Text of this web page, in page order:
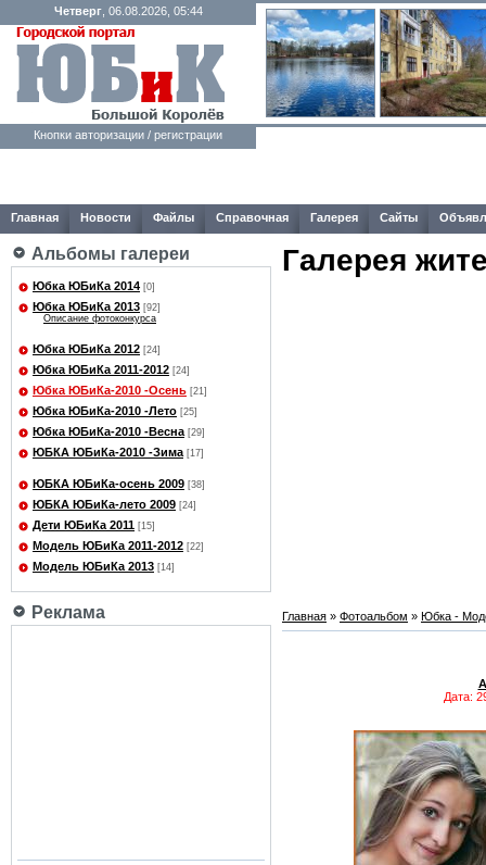
Четверг, 06.08.2026, 05:44
Кнопки авторизации / регистрации
Главная Новости Файлы Справочная Галерея Сайты
Альбомы галереи
Юбка ЮБиКа 2014 [0]
Юбка ЮБиКа 2013 [92]
Описание фотоконкурса
Юбка ЮБиКа 2012 [24]
Юбка ЮБиКа 2011-2012 [24]
Юбка ЮБиКа-2010 -Осень [21]
Юбка ЮБиКа-2010 -Лето [25]
Юбка ЮБиКа-2010 -Весна [29]
ЮБКА ЮБиКа-2010 -Зима [17]
ЮБКА ЮБиКа-осень 2009 [38]
ЮБКА ЮБиКа-лето 2009 [24]
Дети ЮБиКа 2011 [15]
Модель ЮБиКа 2011-2012 [22]
Модель ЮБиКа 2013 [14]
Реклама
Галерея
Главная » Фотоальбом » Юбка -
Дата: